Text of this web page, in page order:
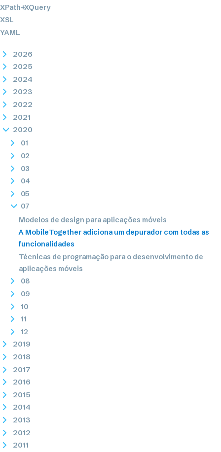
XPath+XQuery
XSL
YAML
2026
2025
2024
2023
2022
2021
2020
01
02
03
04
05
07
Modelos de design para aplicações móveis
A MobileTogether adiciona um depurador com todas as
funcionalidades
Técnicas de programação para o desenvolvimento de
aplicações móveis
08
09
10
11
12
2019
2018
2017
2016
2015
2014
2013
2012
2011